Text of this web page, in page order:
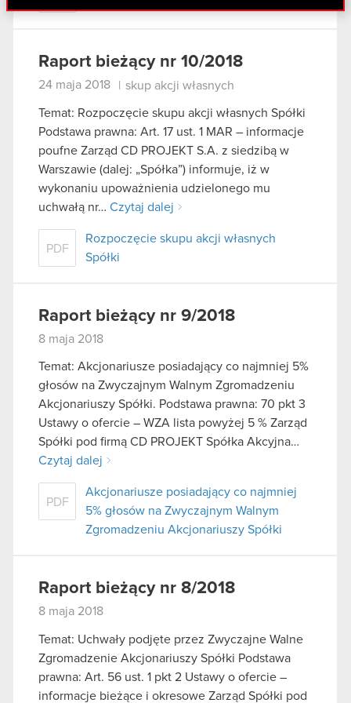
danymi otrzymanymi od Ciebie lub uzyskanymi
używanie plików cookie.
Raport bieżący nr 10/2018
24 maja 2018 | skup akcji własnych
Temat: Rozpoczęcie skupu akcji własnych Spółki
Podstawa prawna: Art. 17 ust. 1 MAR – informacje
poufne Zarząd CD PROJEKT S.A. z siedzibą w
Warszawie (dalej: „Spółka”) informuje, iż w
wykonaniu upoważnienia udzielonego mu
uchwałą nr… Czytaj dalej
PDF
Rozpoczęcie skupu akcji własnych
Spółki
Raport bieżący nr 9/2018
8 maja 2018
Temat: Akcjonariusze posiadający co najmniej 5%
głosów na Zwyczajnym Walnym Zgromadzeniu
Akcjonariuszy Spółki. Podstawa prawna: 70 pkt 3
Ustawy o ofercie – WZA lista powyżej 5 % Zarząd
Spółki pod firmą CD PROJEKT Spółka Akcyjna…
Czytaj dalej
PDF
Akcjonariusze posiadający co najmniej
5% głosów na Zwyczajnym Walnym
Zgromadzeniu Akcjonariuszy Spółki
Raport bieżący nr 8/2018
8 maja 2018
Temat: Uchwały podjęte przez Zwyczajne Walne
Zgromadzenie Akcjonariuszy Spółki Podstawa
prawna: Art. 56 ust. 1 pkt 2 Ustawy o ofercie –
informacje bieżące i okresowe Zarząd Spółki pod